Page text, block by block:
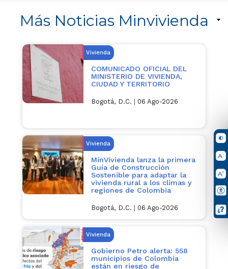
Más Noticias Minvivienda
Vivienda
COMUNICADO OFICIAL DEL
MINISTERIO DE VIVIENDA,
CIUDAD Y TERRITORIO
Bogotá, D.C. 06 Ago-2026
Vivienda
MinVivienda lanza la primera
Guía de Construcción
Sostenible para adaptar la
vivienda rural a los climas y
regiones de Colombia
Bogotá, D.C. 06 Ago-2026
Vivienda
Gobierno Petro alerta: 558
municipios de Colombia
están en riesgo de